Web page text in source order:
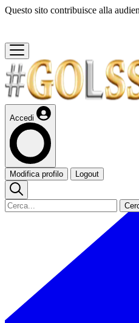
Questo sito contribuisce alla
Accedi
Modifica profilo Logout